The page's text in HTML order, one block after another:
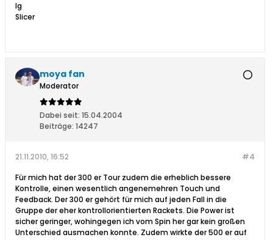
lg
Slicer
moya fan
Moderator
Dabei seit: 15.04.2004
Beiträge: 14247
#4
21.11.2010, 16:52
Für mich hat der 300 er Tour zudem die erheblich bessere
Kontrolle, einen wesentlich angenemehren Touch und
Feedback. Der 300 er gehört für mich auf jeden Fall in die
Gruppe der eher kontrollorientierten Rackets. Die Power ist
sicher geringer, wohingegen ich vom Spin her gar kein großen
Unterschied ausmachen konnte. Zudem wirkte der 500 er auf